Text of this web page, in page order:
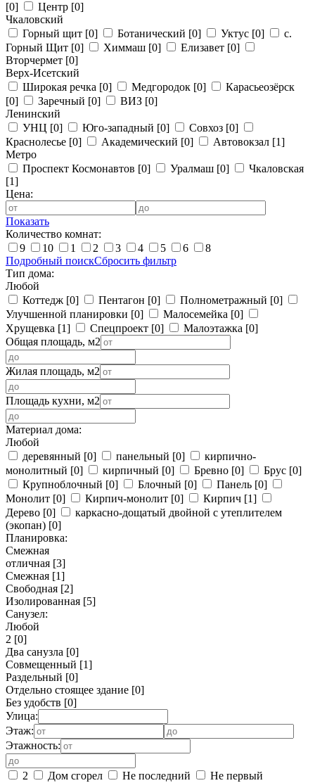
[0]
Центр [0]
Чкаловский
Горный щит [0] Ботанический [0] Уктус [0]
с.
Горный Щит [0] Химмаш [0] Елизавет [0]
Вторчермет [0]
Верх-Исетский
Широкая речка [0] Медгородок [0]
Карасьеозёрск
[0]
Заречный [0] ВИЗ [0]
Ленинский
УНЦ [0] Юго-западный [0] Совхоз [0]
Краснолесье [0] Академический [0] Автовокзал [1]
Метро
Проспект Космонавтов [0] Уралмаш [0]
Чкаловская
[1]
Цена:
Показать
Количество комнат:
9
10 1 2 3 4 5 6
8
Подробный поискСбросить фильтр
Тип дома:
Любой
Коттедж [0] Пентагон [0] Полнометражный [0]
Улучшенной планировки [0] Малосемейка [0]
Хрущевка [1] Спецпроект [0] Малоэтажка [0]
Общая площадь, м2
Жилая площадь, м2
Площадь кухни, м2
Материал дома:
Любой
деревянный [0] панельный [0]
кирпично-
монолитный [0] кирпичный [0] Бревно [0] Брус [0]
Крупноблочный [0] Блочный [0] Панель [0]
Монолит [0] Кирпич-монолит [0] Кирпич [1]
Дерево [0]
каркасно-дощатый двойной с утеплителем
(экопан) [0]
Планировка:
Смежная
отличная [3]
Смежная [1]
Свободная [2]
Изолированная [5]
Санузел:
Любой
2 [0]
Два санузла [0]
Совмещенный [1]
Раздельный [0]
Отдельно стоящее здание [0]
Без удобств [0]
Улица:
Этаж:
Этажность:
2 Дом сгорел Не последний
Не первый